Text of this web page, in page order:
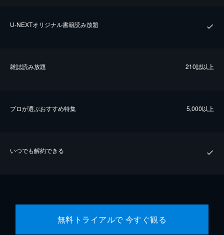
U-NEXTオリジナル書籍読み放題
雑誌読み放題 210誌以上
プロが選ぶおすすめ特集 5,000以上
いつでも解約できる
無料トライアルで 今すぐ観る